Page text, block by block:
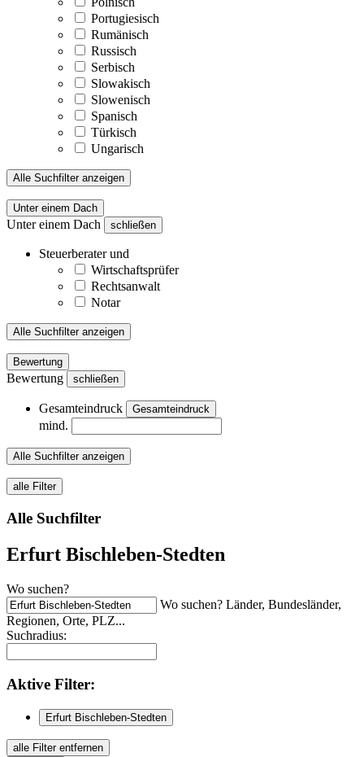
Portugiesisch
Rumänisch
Russisch
Serbisch
Slowakisch
Slowenisch
Spanisch
Türkisch
Ungarisch
Alle Suchfilter anzeigen
Unter einem Dach
Unter einem Dach schließen
Steuerberater und
Wirtschaftsprüfer
Rechtsanwalt
Notar
Alle Suchfilter anzeigen
Bewertung
Bewertung schließen
Gesamteindruck Gesamteindruck
mind.
Alle Suchfilter anzeigen
alle Filter
Alle Suchfilter
Erfurt Bischleben-Stedten
Wo suchen?
Wo suchen? Länder, Bundesländer,
Regionen, Orte, PLZ...
Suchradius:
Aktive Filter:
Erfurt Bischleben-Stedten
alle Filter entfernen